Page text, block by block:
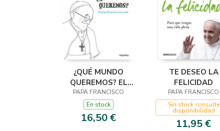
¿QUÉ MUNDO
QUEREMOS? EL
PAPA FRANCISCO
NOS GUÍA
PAPA FRANCISCO
En stock
16,50 €
TE DESEO LA
FELICIDAD
PAPA FRANCISCO
Sin stock consulte
disponibilidad
11,95 €